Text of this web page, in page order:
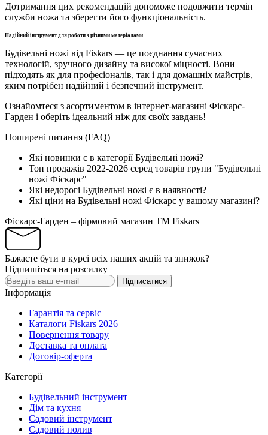
Дотримання цих рекомендацій допоможе подовжити термін
служби ножа та зберегти його функціональність.
Надійний інструмент для роботи з різними матеріалами
Будівельні ножі від Fiskars — це поєднання сучасних
технологій, зручного дизайну та високої міцності. Вони
підходять як для професіоналів, так і для домашніх майстрів,
яким потрібен надійний і безпечний інструмент.
Ознайомтеся з асортиментом в інтернет-магазині Фіскарс-
Гарден і оберіть ідеальний ніж для своїх завдань!
Поширені питання (FAQ)
Які новинки є в категорії Будівельні ножі?
Топ продажів 2022-2026 серед товарів групи "Будівельні
ножі Фіскарс"
Які недорогі Будівельні ножі є в наявності?
Які ціни на Будівельні ножі Фіскарс у вашому магазині?
Фіскарс-Гарден – фірмовий магазин TM Fiskars
Бажаєте бути в курсі всіх наших акцій та знижок?
Підпишіться на розсилку
Підписатися
Інформація
Гарантія та сервіс
Каталоги Fiskars 2026
Повернення товару
Доставка та оплата
Договір-оферта
Категорії
Будівельний інструмент
Дім та кухня
Садовий інструмент
Садовий полив